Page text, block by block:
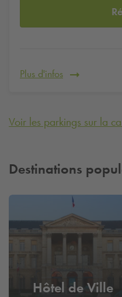
Plus d'infos
Voir les parkings sur la
Destinations
Hôtel de Ville